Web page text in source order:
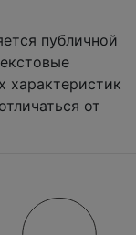
публичной
характеристик
от